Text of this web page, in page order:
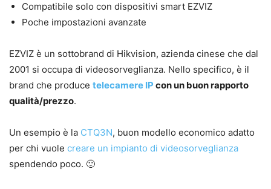
Compatibile solo con dispositivi smart EZVIZ
Poche impostazioni avanzate
EZVIZ è un sottobrand di Hikvision, azienda cinese che dal
2001 si occupa di videosorveglianza. Nello specifico, è il
brand che produce telecamere IP con un buon rapporto
qualità/prezzo.
Un esempio è la CTQ3N, buon modello economico adatto
per chi vuole creare un impianto di videosorveglianza
spendendo poco. 🙂